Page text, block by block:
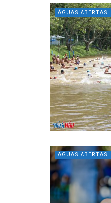
ÁGUAS ABERTAS
ÁGUAS ABERTAS